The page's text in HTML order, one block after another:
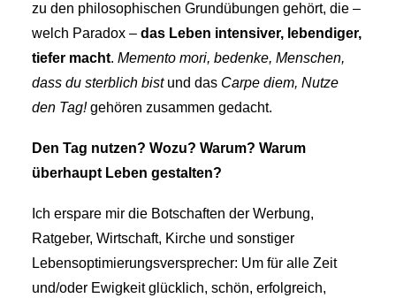
zu den philosophischen Grundübungen gehört, die –
welch Paradox – das Leben intensiver, lebendiger,
tiefer macht. Memento mori, bedenke, Menschen,
dass du sterblich bistund das Carpe diem, Nutze
den Tag!gehören zusammen gedacht.
Den Tag nutzen? Wozu? Warum? Warum
überhaupt Leben gestalten?
Ich erspare mir die Botschaften der Werbung,
Ratgeber, Wirtschaft, Kirche und sonstiger
Lebensoptimierungsversprecher: Um für alle Zeit
und/oder Ewigkeit glücklich, schön, erfolgreich,